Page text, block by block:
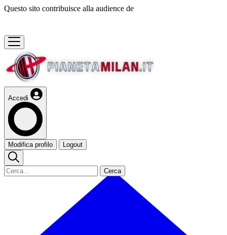
Questo sito contribuisce alla audience de
Accedi
Modifica profilo Logout
Cerca